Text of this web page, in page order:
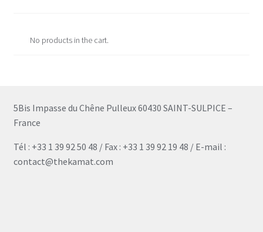
No products in the cart.
5Bis Impasse du Chêne Pulleux 60430 SAINT-SULPICE –
France
Tél : +33 1 39 92 50 48 / Fax : +33 1 39 92 19 48 / E-mail :
contact@thekamat.com